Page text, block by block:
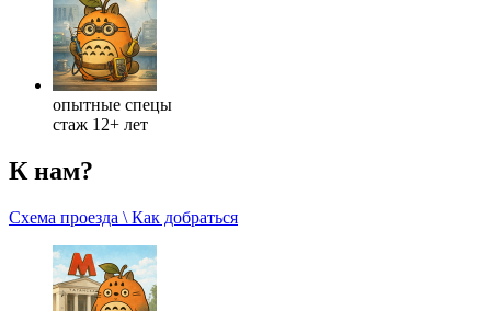
опытные спецы
стаж 12+ лет
К нам?
Схема проезда \ Как добраться